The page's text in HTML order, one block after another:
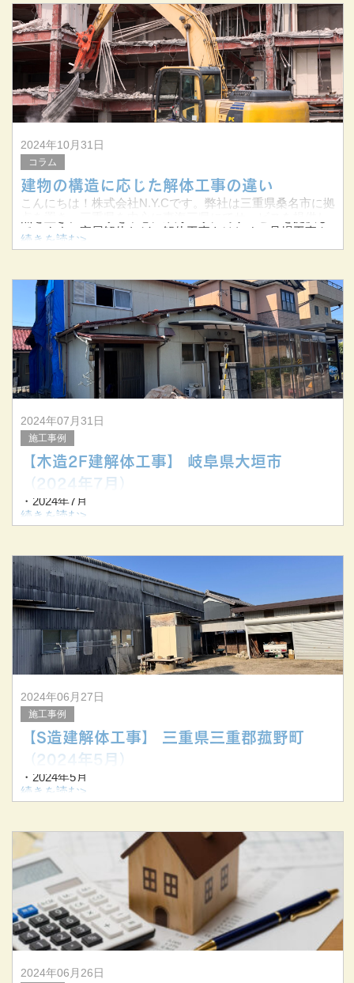
2024年10月31日
コラム
建物の構造に応じた解体工事の違い
こんにちは！株式会社N.Y.Cです。弊社は三重県桑名市に拠
ています。家屋解体などの解体工事をはじめ、足場工事や
続きを読む>
2024年07月31日
施工事例
【木造2F建解体工事】 岐阜県大垣市
（2024年7月）
・2024年7月
・岐阜県大垣市
・木造２階建解体工事
▼解体前▼
▼解体中▼
▼解体後▼
続きを読む>
2024年06月27日
施工事例
【S造建解体工事】 三重県三重郡菰野町
（2024年5月）
・2024年5月
・三重県三重郡菰野町
・S造建解体工事
▼解体前▼
▼解体中▼
▼解体後▼
続きを読む>
2024年06月26日